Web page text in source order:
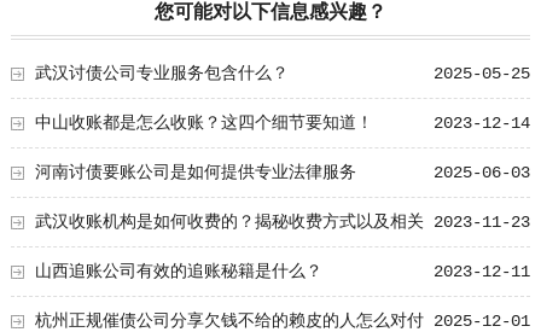
您可能对以下信息感兴趣？
2025-05-25
武汉讨债公司专业服务包含什么？
2023-12-14
中山收账都是怎么收账？这四个细节要知道！
2025-06-03
河南讨债要账公司是如何提供专业法律服务
2023-11-23
武汉收账机构是如何收费的？揭秘收费方式以及相关
细节 2023-12-11
山西追账公司有效的追账秘籍是什么？
2025-12-01
杭州正规催债公司分享欠钱不给的赖皮的人怎么对付